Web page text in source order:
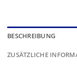
BESCHREIBUNG
ZUSÄTZLICHE